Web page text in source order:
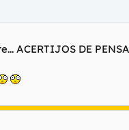
ACERTIJOS DE